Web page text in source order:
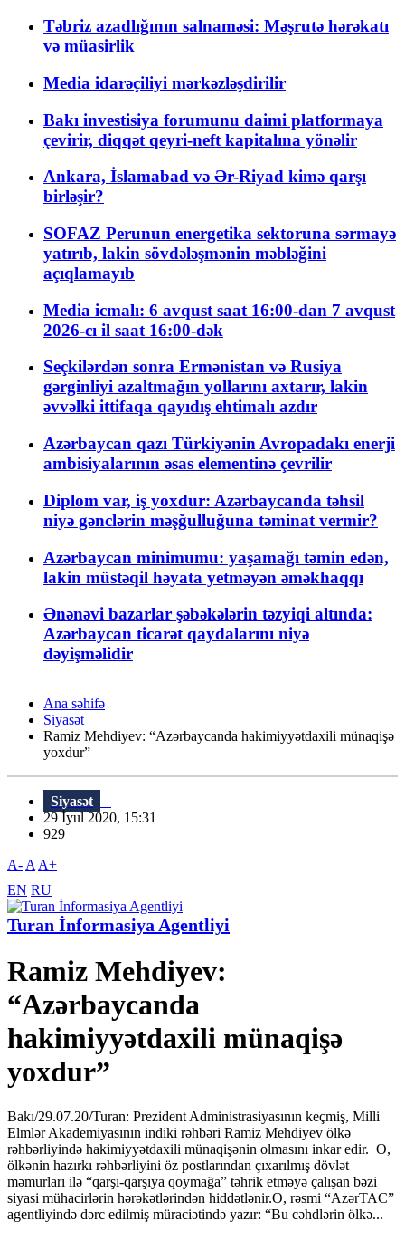
Təbriz azadlığının salnaməsi: Məşrutə hərəkatı
və müasirlik
Media idarəçiliyi mərkəzləşdirilir
Bakı investisiya forumunu daimi platformaya
çevirir, diqqət qeyri-neft kapitalına yönəlir
Ankara, İslamabad və Ər-Riyad kimə qarşı
birləşir?
SOFAZ Perunun energetika sektoruna sərmayə
yatırıb, lakin sövdələşmənin məbləğini
açıqlamayıb
Media icmalı: 6 avqust saat 16:00-dan 7 avqust
2026-cı il saat 16:00-dək
Seçkilərdən sonra Ermənistan və Rusiya
gərginliyi azaltmağın yollarını axtarır, lakin
əvvəlki ittifaqa qayıdış ehtimalı azdır
Azərbaycan qazı Türkiyənin Avropadakı enerji
ambisiyalarının əsas elementinə çevrilir
Diplom var, iş yoxdur: Azərbaycanda təhsil
niyə gənclərin məşğulluğuna təminat vermir?
Azərbaycan minimumu: yaşamağı təmin edən,
lakin müstəqil həyata yetməyən əməkhaqqı
Ənənəvi bazarlar şəbəkələrin təzyiqi altında:
Azərbaycan ticarət qaydalarını niyə
dəyişməlidir
Ana səhifə
Siyasət
Ramiz Mehdiyev: “Azərbaycanda hakimiyyətdaxili münaqişə
yoxdur”
Siyasət
29 İyul 2020, 15:31
929
A- A A+
EN RU
Turan İnformasiya Agentliyi
Ramiz Mehdiyev:
“Azərbaycanda
hakimiyyətdaxili münaqişə
yoxdur”
Bakı/29.07.20/Turan: Prezident Administrasiyasının keçmiş, Milli
Elmlər Akademiyasının indiki rəhbəri Ramiz Mehdiyev ölkə
rəhbərliyində hakimiyyətdaxili münaqişənin olmasını inkar edir. O,
ölkənin hazırkı rəhbərliyini öz postlarından çıxarılmış dövlət
məmurları ilə “qarşı-qarşıya qoymağa” təhrik etməyə çalışan bəzi
siyasi mühacirlərin hərəkətlərindən hiddətlənir.O, rəsmi “AzərTAC”
agentliyində dərc edilmiş müraciətində yazır: “Bu cəhdlərin ölkə...